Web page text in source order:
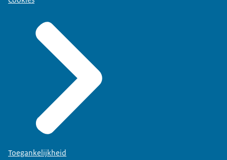
Toegankelijkheid